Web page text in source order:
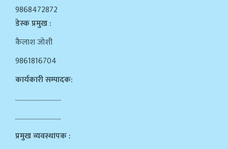
9868472872
डेस्क प्रमुख :
कैलाश जोशी
9861816704
कार्यकारी सम्पादक:
…………………………
…………………………
प्रमुख व्यवस्थापक :